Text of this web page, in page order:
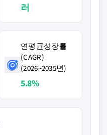
러
연평균성장률
(CAGR)
(2026~2035년)
5.8%